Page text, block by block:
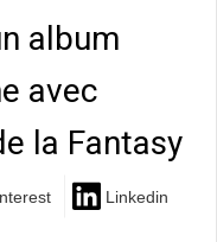
album
avec
la Fantasy
Linkedin